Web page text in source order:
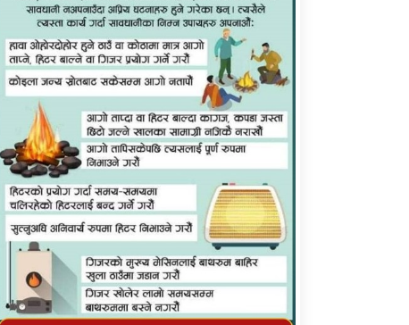
कर्णाली प्राविधि शिक्षालय जुम्लाको सुचना
तातोपानी गाउँपालिका जुम्लाको महिनावारी